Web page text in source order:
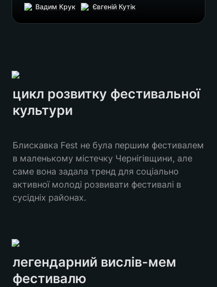
Вадим Крук Євгеній Кутік
цикл розвитку фестивальної
культури
Блискавка Fest не була першим фестивалем
в маленькому містечку Чернігівщини, але
саме вона задала тренд для соціально
активної молоді розвивати фестивалі в
сусідніх районах.
легендарний вислів-мем
фестивалю